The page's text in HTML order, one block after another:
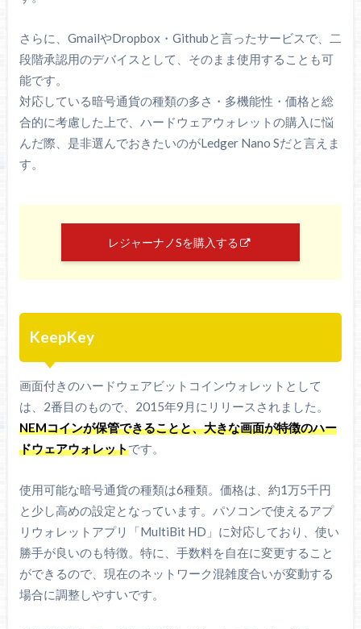
さらに、GmailやDropbox・Githubと言ったサービスで、二
段階承認用のデバイスとして、そのまま使用することも可
能です。
対応している暗号通貨の種類の多さ・多機能性・価格と総
合的に考慮した上で、ハードウェアウォレットの購入に悩
んだ際、是非選んでおきたいのがLedger Nano Sだと言えま
す。
レジャーナノSを購入する
KeepKey
画面付きのハードウェアビットコインウォレットとして
は、2番目のもので、2015年9月にリリースされました。
NEMコインが保管できることと、大きな画面が特徴のハー
ドウェアウォレットです。
使用可能な暗号通貨の種類は6種類。価格は、約1万5千円
と少し高めの設定となっています。パソコンで使えるアプ
リウォレットアプリ「MultiBit HD」に対応しており、使い
勝手が良いのも特徴。特に、手数料を自在に変更すること
ができるので、現在のネットワーク混雑度合いが変動する
場合に調整しやすいです。